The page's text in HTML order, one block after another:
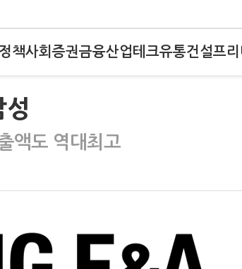
정책사회 증권금융산업테크유통건설프리
성
액도 역대최고